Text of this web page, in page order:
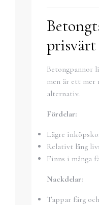
Betongpannor
men är ett mer
alternativ.
Fördelar:
Lägre
Relativt lång
Finns i många
Nackdelar:
Tappar färg